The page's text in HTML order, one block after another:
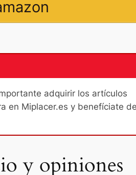
adquirir los artículos
en Miplacer.es y benefíciate
y opiniones